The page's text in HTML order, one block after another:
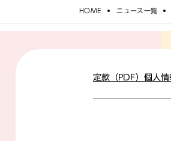
HOME ニュース一覧
定款（PDF） 個人情